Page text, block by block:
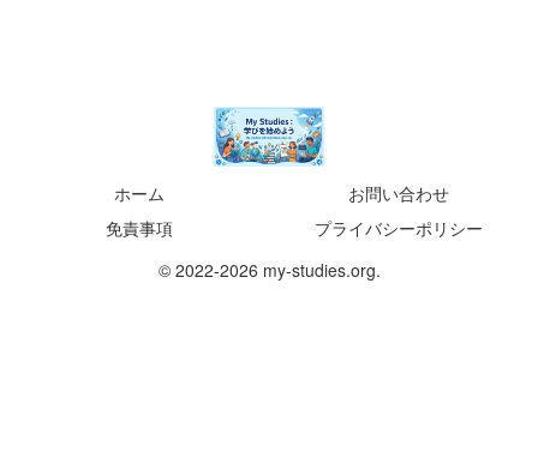
ホーム
お問い合わせ
免責事項
プライバシーポリシー
© 2022-2026 my-studies.org.